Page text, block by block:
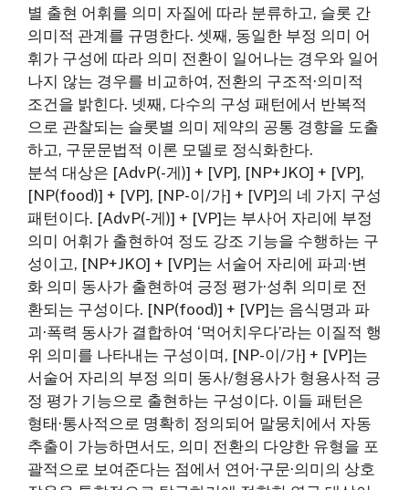
별 출현 어휘를 의미 자질에 따라 분류하고, 슬롯 간
의미적 관계를 규명한다. 셋째, 동일한 부정 의미 어
휘가 구성에 따라 의미 전환이 일어나는 경우와 일어
나지 않는 경우를 비교하여, 전환의 구조적·의미적
조건을 밝힌다. 넷째, 다수의 구성 패턴에서 반복적
으로 관찰되는 슬롯별 의미 제약의 공통 경향을 도출
하고, 구문문법적 이론 모델로 정식화한다.
분석 대상은 [AdvP(-게)] + [VP], [NP+JKO] + [VP],
[NP(food)] + [VP], [NP-이/가] + [VP]의 네 가지 구성
패턴이다. [AdvP(-게)] + [VP]는 부사어 자리에 부정
의미 어휘가 출현하여 정도 강조 기능을 수행하는 구
성이고, [NP+JKO] + [VP]는 서술어 자리에 파괴·변
화 의미 동사가 출현하여 긍정 평가·성취 의미로 전
환되는 구성이다. [NP(food)] + [VP]는 음식명과 파
괴·폭력 동사가 결합하여 ‘먹어치우다’라는 이질적 행
위 의미를 나타내는 구성이며, [NP-이/가] + [VP]는
서술어 자리의 부정 의미 동사/형용사가 형용사적 긍
정 평가 기능으로 출현하는 구성이다. 이들 패턴은
형태·통사적으로 명확히 정의되어 말뭉치에서 자동
추출이 가능하면서도, 의미 전환의 다양한 유형을 포
괄적으로 보여준다는 점에서 연어·구문·의미의 상호